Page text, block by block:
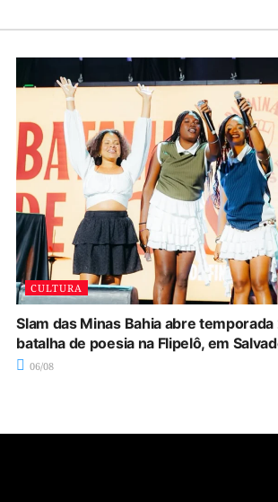
CULTURA
Slam das Minas Bahia abre
batalha de poesia na Flipelô, em
06/08